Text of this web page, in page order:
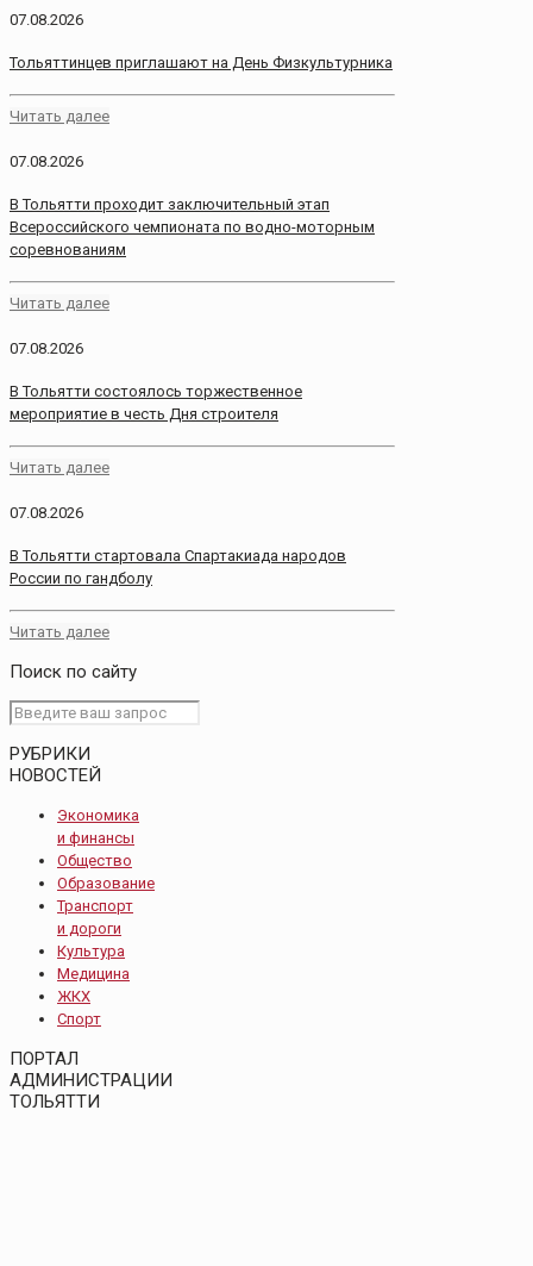
07.08.2026
Тольяттинцев приглашают на День Физкультурника
Читать далее
07.08.2026
В Тольятти проходит заключительный этап
Всероссийского чемпионата по водно-моторным
соревнованиям
Читать далее
07.08.2026
В Тольятти состоялось торжественное
мероприятие в честь Дня строителя
Читать далее
07.08.2026
В Тольятти стартовала Спартакиада народов
России по гандболу
Читать далее
Поиск по сайту
РУБРИКИ
НОВОСТЕЙ
Экономика
и финансы
Общество
Образование
Транспорт
и дороги
Культура
Медицина
ЖКХ
Спорт
ПОРТАЛ
АДМИНИСТРАЦИИ
ТОЛЬЯТТИ